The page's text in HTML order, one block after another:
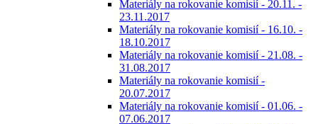
Materiály na rokovanie komisií - 20.11. -
23.11.2017
Materiály na rokovanie komisií - 16.10. -
18.10.2017
Materiály na rokovanie komisií - 21.08. -
31.08.2017
Materiály na rokovanie komisií -
20.07.2017
Materiály na rokovanie komisií - 01.06. -
07.06.2017